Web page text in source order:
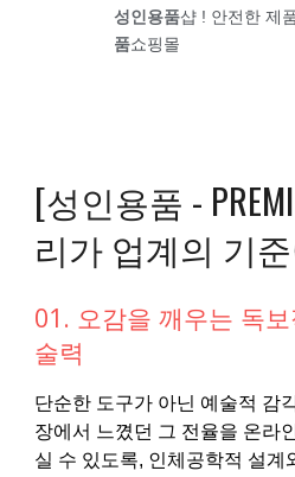
성인용품샵 ! 안전한 제
품쇼핑몰
[성인용품 -
리가 업계의 기
01. 오감을 깨우는 독
술력
단순한 도구가 아닌 예술적 감
장에서 느꼈던 그 전율을 온라
실 수 있도록, 인체공학적 설계